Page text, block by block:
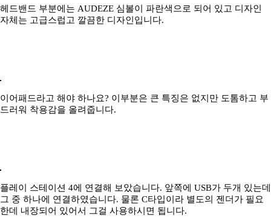
헤드밴드 부분에는 AUDEZE 심볼이 파란색으로 되어 있고 디자인
자체는 고급스럽고 깔끔한 디자인입니다.
이어패드라고 해야 하나요? 이부분은 큰 특징은 없지만 도톰하고 부
드러워 착용감을 올려줍니다.
플레이 스테이션 4에 연결해 보았습니다. 앞쪽에 USB가 두개 있는데
그 중 하나에 연결하였습니다. 물론 C타입이라 별도의 젠더가 필요
한데 내장되어 있어서 그걸 사용하시면 됩니다.